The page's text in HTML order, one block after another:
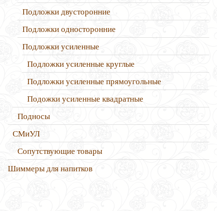
Подложки двусторонние
Подложки односторонние
Подложки усиленные
Подложки усиленные круглые
Подложки усиленные прямоугольные
Подожки усиленные квадратные
Подносы
СМиУЛ
Сопутствующие товары
Шиммеры для напитков